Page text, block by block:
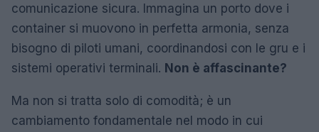
comunicazione sicura. Immagina un porto dove i
container si muovono in perfetta armonia, senza
bisogno di piloti umani, coordinandosi con le gru e i
sistemi operativi terminali. Non è affascinante?
Ma non si tratta solo di comodità; è un
cambiamento fondamentale nel modo in cui